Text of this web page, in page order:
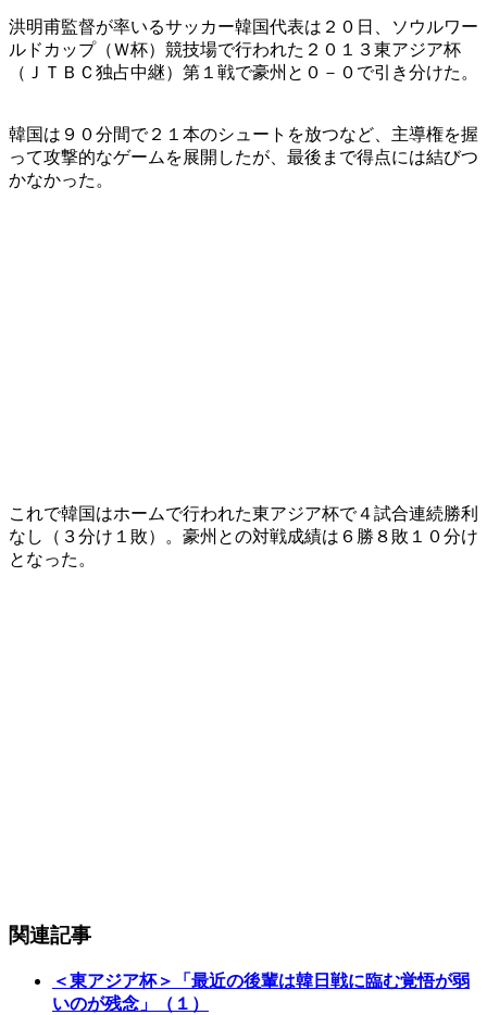
洪明甫監督が率いるサッカー韓国代表は２０日、ソウルワー
ルドカップ（Ｗ杯）競技場で行われた２０１３東アジア杯
（ＪＴＢＣ独占中継）第１戦で豪州と０－０で引き分けた。
韓国は９０分間で２１本のシュートを放つなど、主導権を握
って攻撃的なゲームを展開したが、最後まで得点には結びつ
かなかった。
これで韓国はホームで行われた東アジア杯で４試合連続勝利
なし（３分け１敗）。豪州との対戦成績は６勝８敗１０分け
となった。
関連記事
＜東アジア杯＞「最近の後輩は韓日戦に臨む覚悟が弱
いのが残念」（１）